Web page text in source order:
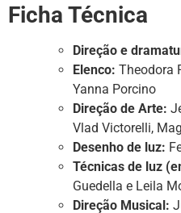
Ficha Técnica
Direção e
Elenco: Theodora
Yanna Porcino
Direção de Arte:
Vlad Victorelli,
Desenho de luz:
Técnicas de luz
Guedella e Leila
Direção Musical: